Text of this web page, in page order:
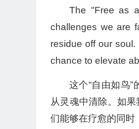
The "Free as
challenges we are
residue off our
chance to elevate
这个“自由如鸟
从灵魂中清除。如
们能够在疗愈的同时